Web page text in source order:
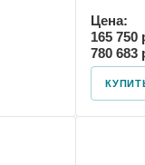
Цена:
165 750
780 683